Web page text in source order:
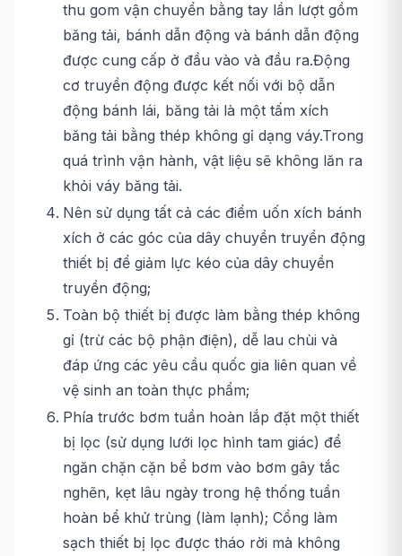
thu gom vận chuyển bằng tay lần lượt gồm
băng tải, bánh dẫn động và bánh dẫn động
được cung cấp ở đầu vào và đầu ra.Động
cơ truyền động được kết nối với bộ dẫn
động bánh lái, băng tải là một tấm xích
băng tải bằng thép không gỉ dạng váy.Trong
quá trình vận hành, vật liệu sẽ không lăn ra
khỏi váy băng tải.
Nên sử dụng tất cả các điểm uốn xích bánh
xích ở các góc của dây chuyền truyền động
thiết bị để giảm lực kéo của dây chuyền
truyền động;
Toàn bộ thiết bị được làm bằng thép không
gỉ (trừ các bộ phận điện), dễ lau chùi và
đáp ứng các yêu cầu quốc gia liên quan về
vệ sinh an toàn thực phẩm;
Phía trước bơm tuần hoàn lắp đặt một thiết
bị lọc (sử dụng lưới lọc hình tam giác) để
ngăn chặn cặn bể bơm vào bơm gây tắc
nghẽn, kẹt lâu ngày trong hệ thống tuần
hoàn bể khử trùng (làm lạnh); Cổng làm
sạch thiết bị lọc được tháo rời mà không